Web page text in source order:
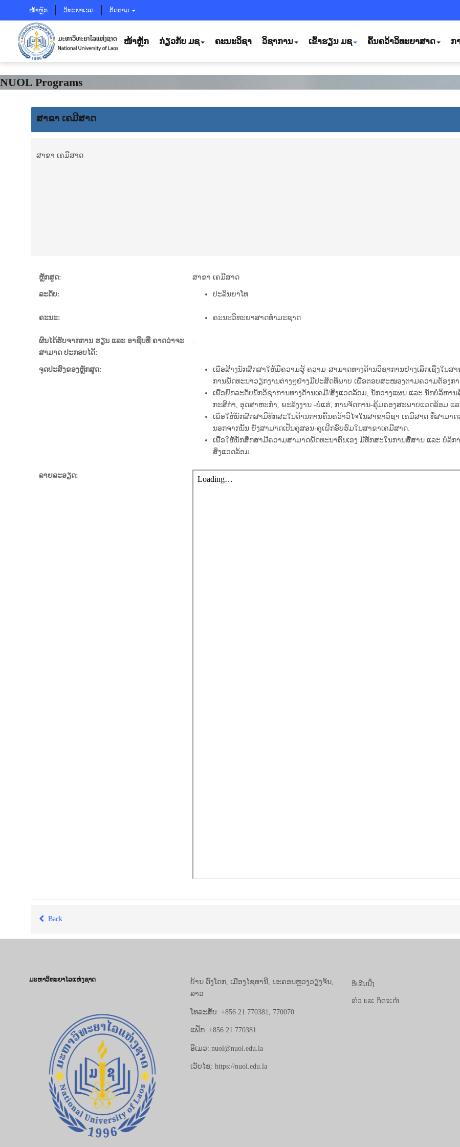
ໝ້າຫຼັກ ວິທະຍາເຂດ ຕິດຕາມ
ໜ້າຫຼັກ ກ່ຽວກັບ ມຊ ຄະນະວິຊາ ວິຊາການ ເຂົ້າຮຽນ ມຊ ຄົ້ນຄວ້າວິທະຍາສາດ ກ
NUOL Programs
ສາຂາ ເຄມີສາດ
ສາຂາ ເຄມີສາດ
ຫຼັກສູດ: ສາຂາ ເຄມີສາດ
ລະດັບ: ປະລິນຍາໂທ
ຄະນະ: ຄະນະວິທະຍາສາດທຳມະຊາດ
ຜົນໄດ້ຮັບຈາກການ ຮຽນ ແລະ ອາຊີບທີ່ ຄາດວ່າຈະ
ສາມາດ ປະກອບໄດ້:
.
ຈຸດປະສົງຂອງຫຼັກສູດ:
ເພື່ອສ້າງນັກສຶກສາໃຫ້ມີຄວາມຮູ້ ຄວາມ-ສາມາດທາງດ້ານວິຊາການຢ່າງເລິກເຊິ່ງໃນ
ການພັດທະນາວຽກງານຕ່າງໆຢ່າງມີປະສິດທິພາບ ເພື່ອຕອບສະໜອງຕາມຄວາມຕ້ອງກ
ເພື່ອຍົກລະດັບນັັກວິຊາການທາງດ້ານເຄມີ/ສິ່ງແວດລ້ອມ, ນັກວາງແຜນ ແລະ ນັກບໍລິຫ
ກະສິກຳ, ອຸດ​ສາ​ຫະ​ກຳ, ພະລັງງານ -ບໍ່ແຮ່, ການ​ຈັດ​ການ-ຄຸ້ມ​ຄອງ​ສະ​ພາບ​ແວດ​ລ້ອມ ແ
ເພື່ອໃຫ້ນັກສຶກສາມີທັກສະໃນດ້ານການຄົ້ນຄວ້າວິໄຈໃນສາຂາວິຊາ ເຄມີສາດ ທີ່ສາມ
ນອກຈາກນັ້ນ ຍັງສາມາດເປັນຄູສອນ-ຄູເຝິກອົບຮົມໃນສາຂາເຄມີສາດ.
ເພື່ອໃຫ້ນັກສຶກສາມີຄວາມສາມາດພັດທະນາຕົນເອງ ມີທັກສະໃນການສື່ສານ ແລະ ບໍລິ
ສິ່ງແວດລ້ອມ.
ລາຍລະອຽດ:
Back
ມະຫາວິທະຍາໄລແຫ່ງຊາດ
ບ້ານ ດົງໂດກ, ເມືອງໄຊທານີ, ນະຄອນຫຼວງວຽງຈັນ,
ລາວ
ໂທລະສັບ: +856 21 770381, 770070
ແຟັກ: +856 21 770381
ອີເມວ: nuol@nuol.edu.la
ເວັບໄຊ: https://nuol.edu.la
ອີເລີນນີ້ງ
ຂ່າວ ແລະ ກິດຈະກຳ